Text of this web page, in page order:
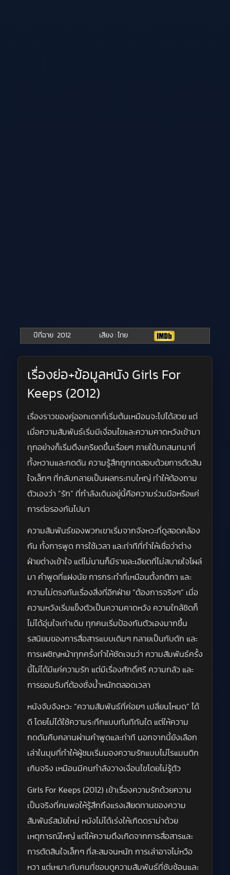
ปีที่ฉาย 2012 เสียง : ไทย
เรื่องย่อ+ข้อมูลหนัง Girls For
Keeps (2012)
เรื่องราวของคู่ออกเดทที่เริ่มต้นเหมือนจะไปได้สวย แต่
เมื่อความสัมพันธ์เริ่มมีเงื่อนไขและความคาดหวังเข้ามา
ทุกอย่างก็เริ่มตึงเครียดขึ้นเรื่อยๆ ภายใต้บทสนทนาที่
ทั้งหวานและกดดัน ความรู้สึกถูกทดสอบด้วยการตัดสิน
ใจเล็กๆ ที่กลับกลายเป็นผลกระทบใหญ่ ทำให้ต้องถาม
ตัวเองว่า “รัก” ที่กำลังเดินอยู่นี้คือความร่วมมือหรือแค่
การต่อรองกันไปมา
ความสัมพันธ์ของพวกเขาเริ่มจากจังหวะที่ดูสอดคล้อง
กัน ทั้งการพูด การใช้เวลา และท่าทีที่ทำให้เชื่อว่าต่าง
ฝ่ายต่างเข้าใจ แต่ไม่นานก็มีรายละเอียดที่ไม่สบายใจโผล่
มา คำพูดที่แฝงนัย การกระทำที่เหมือนตั้งกติกา และ
ความไม่ตรงกันเรื่องสิ่งที่อีกฝ่าย “ต้องการจริงๆ” เมื่อ
ความหวังเริ่มแข็งตัวเป็นความคาดหวัง ความใกล้ชิดก็
ไม่ได้อุ่นใจเท่าเดิม ทุกคนเริ่มป้องกันตัวเองมากขึ้น
รสนิยมของการสื่อสารแบบเดิมๆ กลายเป็นกับดัก และ
การเผชิญหน้าทุกครั้งทำให้ชัดเจนว่า ความสัมพันธ์ครั้ง
นี้ไม่ได้มีแค่ความรัก แต่มีเรื่องศักดิ์ศรี ความกลัว และ
การยอมรับที่ต้องชั่งน้ำหนักตลอดเวลา
หนังจับจังหวะ “ความสัมพันธ์ที่ค่อยๆ เปลี่ยนโหมด” ได้
ดี โดยไม่ได้ใช้ความระทึกแบบทันทีทันใด แต่ให้ความ
กดดันคืบคลานผ่านคำพูดและท่าที นอกจากนี้ยังเลือก
เล่าในมุมที่ทำให้ผู้ชมเริ่มมองความรักแบบไม่โรแมนติก
เกินจริง เหมือนมีคนกำลังวางเงื่อนไขโดยไม่รู้ตัว
Girls For Keeps (2012) เข้าเรื่องความรักด้วยความ
เป็นจริงที่คมพอให้รู้สึกถึงแรงเสียดทานของความ
สัมพันธ์สมัยใหม่ หนังไม่ได้เร่งให้เกิดดราม่าด้วย
เหตุการณ์ใหญ่ แต่ให้ความตึงเกิดจากการสื่อสารและ
การตัดสินใจเล็กๆ ที่สะสมจนหนัก การเล่าอาจไม่หวือ
หวา แต่เหมาะกับคนที่ชอบดูความสัมพันธ์ที่ซับซ้อนและ